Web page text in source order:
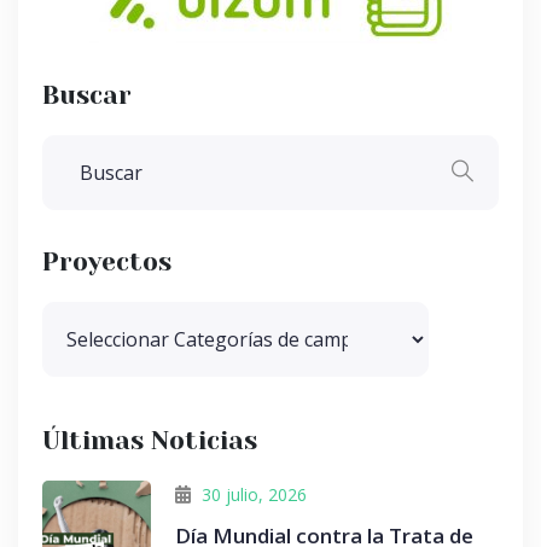
Buscar
Proyectos
Últimas Noticias
30 julio, 2026
Día Mundial contra la Trata de